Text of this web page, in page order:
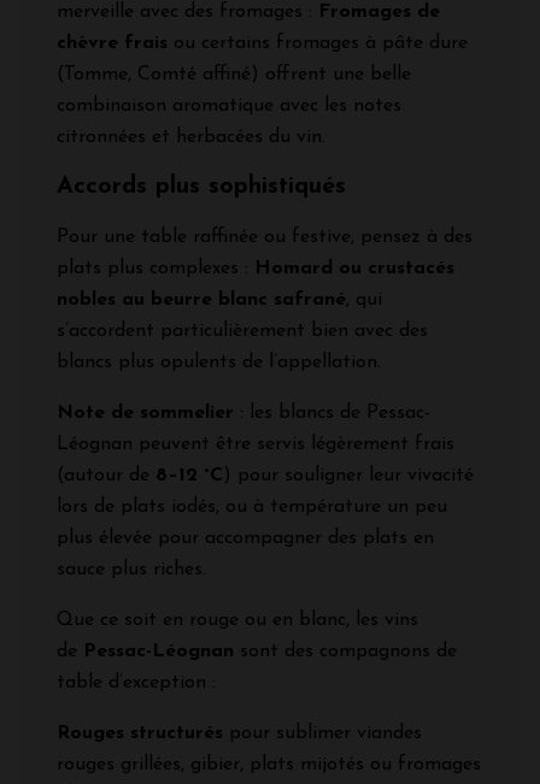
merveille avec des fromages :
Fromages de
chèvre frais ou certains fromages à pâte dure
(Tomme, Comté affiné) offrent une belle
combinaison aromatique avec les notes
citronnées et herbacées du vin.
Accords plus sophistiqués
Pour une table raffinée ou festive, pensez à des
plats plus complexes :
Homard ou crustacés
nobles au beurre blanc safrané, qui
s’accordent particulièrement bien avec des
blancs plus opulents de l’appellation.
Note de sommelier : les blancs de Pessac-
Léognan peuvent être servis légèrement frais
(autour de 8–12 °C) pour souligner leur vivacité
lors de plats iodés, ou à température un peu
plus élevée pour accompagner des plats en
sauce plus riches.
Que ce soit en rouge ou en blanc, les vins
de
Pessac-Léognan sont des compagnons de
table d’exception :
Rouges structurés pour sublimer viandes
rouges grillées, gibier, plats mijotés ou fromages